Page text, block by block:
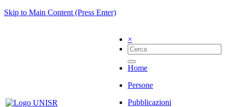
Skip to Main Content (Press Enter)
×
Home
Persone
Pubblicazioni